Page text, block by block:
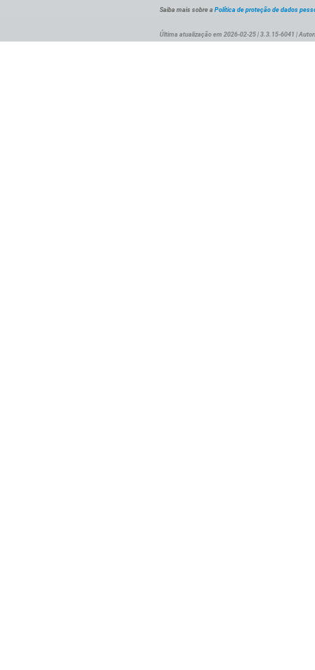
Saiba mais sobre a Política de proteção de dados
Última atualização em 2026-02-25 | 3.3.15-6041 |